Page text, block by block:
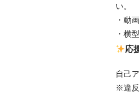
い。
・動
・横
応
自己
※違反